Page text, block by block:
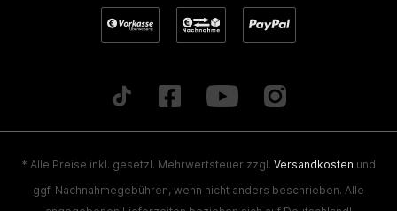
* Alle Preise inkl. gesetzl. Mehrwertsteuer zzgl. Versandkosten und
ggf. Nachnahmegebühren, wenn nicht anders beschrieben. Alle